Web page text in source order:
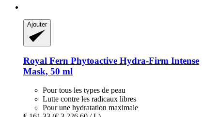
Ajouter
Royal Fern Phytoactive Hydra-​Firm Intense
Mask, 50 ml
Pour tous les types de peau
Lutte contre les radicaux libres
Pour une hydratation maximale